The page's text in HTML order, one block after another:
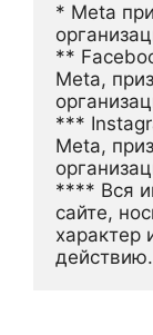
* Meta
**
Meta,
***
Meta,
**** Вся
сайте,
характер
действию.